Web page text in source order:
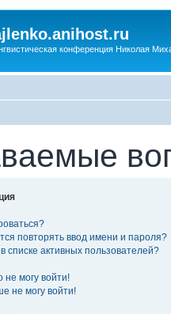
конференция Николая
повторять ввод имени и пароля?
списке активных пользователей?
не могу войти!
не могу войти!